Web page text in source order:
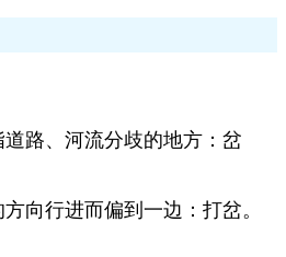
路、河流分歧的地方：岔
向行进而偏到一边：打岔。